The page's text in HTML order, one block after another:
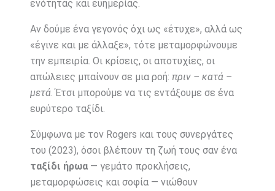
ενότητας και ευημερίας.
Αν δούμε ένα γεγονός όχι ως «έτυχε», αλλά ως
«έγινε και με άλλαξε», τότε μεταμορφώνουμε
την εμπειρία. Οι κρίσεις, οι αποτυχίες, οι
απώλειες μπαίνουν σε μια ροή: πριν – κατά –
μετά. Έτσι μπορούμε να τις εντάξουμε σε ένα
ευρύτερο ταξίδι.
Σύμφωνα με τον Rogers και τους συνεργάτες
του (2023), όσοι βλέπουν τη ζωή τους σαν ένα
ταξίδι ήρωα— γεμάτο προκλήσεις,
μεταμορφώσεις και σοφία — νιώθουν